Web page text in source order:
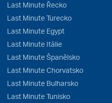
Last Minute Řecko
Last Minute Turecko
Last Minute Egypt
Last Minute Itálie
Last Minute Španělsko
Last Minute Chorvatsko
Last Minute Bulharsko
Last Minute Tunisko